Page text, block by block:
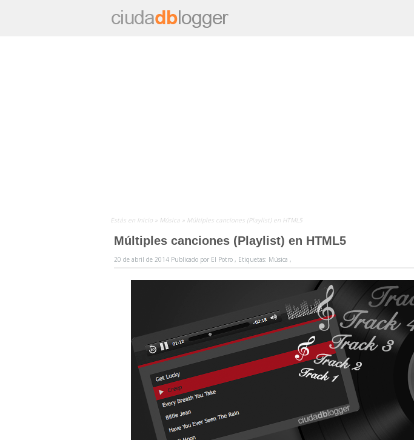
Estás en Inicio » Música » Múltiples canciones (Playlist) en HTML5
Múltiples canciones (Playlist) en HTML5
20 de abril de 2014 Publicado por El Potro , Etiquetas: Música ,